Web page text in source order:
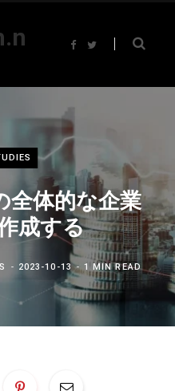
F
b
t
全体的な企業
成する
2023-10-13 1 MIN READ